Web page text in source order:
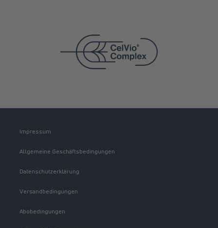
Impressum
Allgemeine Geschäftsbedingungen
Datenschutzerklärung
Versandbedingungen
Abobedingungen